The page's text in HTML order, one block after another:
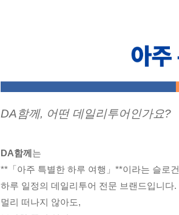
DA함께, 어떤 데일리투어인가요?
DA함께 는
**「아주 특별한 하루 여행」**이라는 슬로
하루 일정의 데일리투어 전문 브랜드입니다.
멀리 떠나지 않아도,